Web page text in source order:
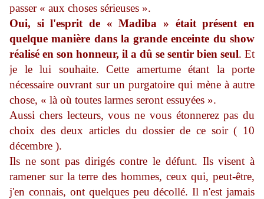
passer « aux choses sérieuses ».
Oui, si l'esprit de « Madiba » était présent en
quelque manière dans la grande enceinte du show
réalisé en son honneur, il a dû se sentir bien seul. Et
je le lui souhaite. Cette amertume étant la porte
nécessaire ouvrant sur un purgatoire qui mène à autre
chose, « là où toutes larmes seront essuyées ».
Aussi chers lecteurs, vous ne vous étonnerez pas du
choix des deux articles du dossier de ce soir ( 10
décembre ).
Ils ne sont pas dirigés contre le défunt. Ils visent à
ramener sur la terre des hommes, ceux qui, peut-être,
j'en connais, ont quelques peu décollé. Il n'est jamais